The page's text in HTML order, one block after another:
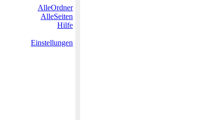
AlleOrdner
AlleSeiten
Hilfe
Einstellungen